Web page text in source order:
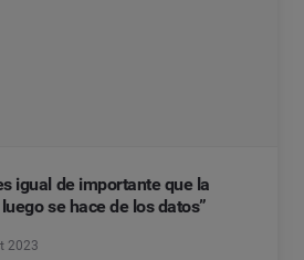
igual de importante que la
se hace de los datos”
2023